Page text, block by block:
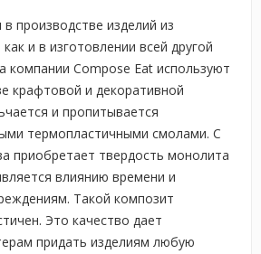
производстве изделий из
и в изготовлении всей другой
компании Compose Eat используют
крафтовой и декоративной
и пропитывается
термопластичными смолами. С
приобретает твердость монолита
влиянию времени и
Такой композит
Это качество дает
придать изделиям любую